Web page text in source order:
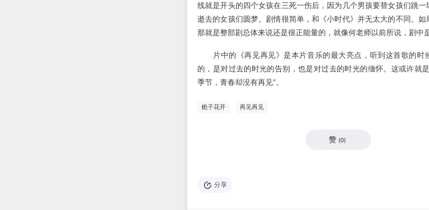
线就是开头的四个女孩在三死一伤后，因为几个男孩要替女孩们跳一
逝去的女孩们圆梦。剧情很简单，和《小时代》并无太大的不同。如
那就是整部剧总体来说还是很正能量的，就像何老师以前所说，剧中
片中的《再见再见》是本片音乐的最大亮点，听到这首歌的时
的，是对过去的时光的告别，也是对过去的时光的缅怀。这或许就
季节，青春却没有再见”。
栀子花开 再见再见
赞 (0)
分享